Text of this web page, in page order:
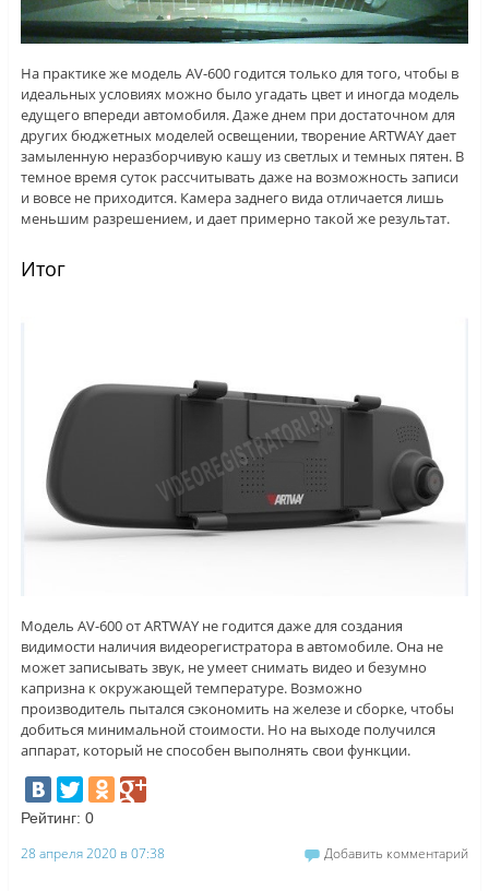
На практике же модель AV-600 годится только для того, чтобы в
идеальных условиях можно было угадать цвет и иногда модель
едущего впереди автомобиля. Даже днем при достаточном для
других бюджетных моделей освещении, творение ARTWAY дает
замыленную неразборчивую кашу из светлых и темных пятен. В
темное время суток рассчитывать даже на возможность записи
и вовсе не приходится. Камера заднего вида отличается лишь
меньшим разрешением, и дает примерно такой же результат.
Итог
Модель AV-600 от ARTWAY не годится даже для создания
видимости наличия видеорегистратора в автомобиле. Она не
может записывать звук, не умеет снимать видео и безумно
капризна к окружающей температуре. Возможно
производитель пытался сэкономить на железе и сборке, чтобы
добиться минимальной стоимости. Но на выходе получился
аппарат, который не способен выполнять свои функции.
Рейтинг: 0
28 апреля 2020 в 07:38 Добавить комментарий